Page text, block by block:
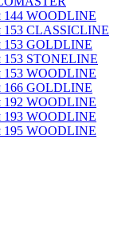
144 WOODLINE
153 CLASSICLINE
153 GOLDLINE
153 STONELINE
153 WOODLINE
166 GOLDLINE
192 WOODLINE
193 WOODLINE
195 WOODLINE